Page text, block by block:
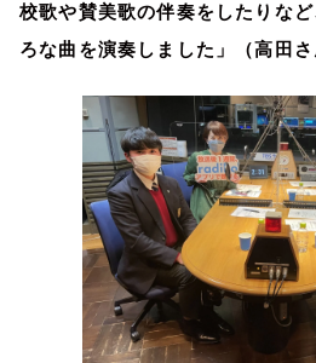
校歌や賛美歌の伴奏をしたりな
ろな曲を演奏しました」（高田さ